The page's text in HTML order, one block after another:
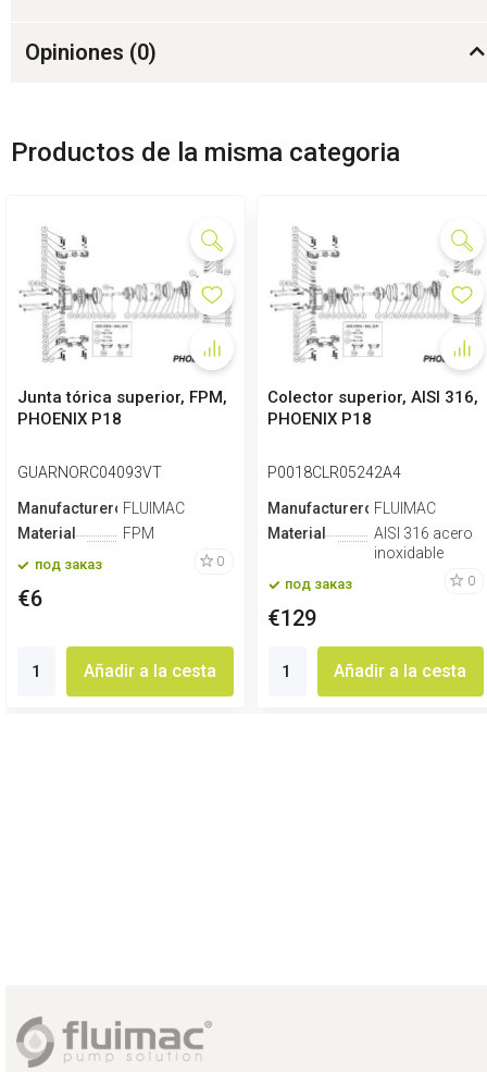
Opiniones (0)
Productos de la misma categoria
Junta tórica superior, FPM,
PHOENIX P18
GUARNORC04093VT
Manufacturero FLUIMAC
Material
FPM
под заказ 0
€6
Añadir a la cesta
Colector superior, AISI 316,
PHOENIX P18
P0018CLR05242A4
Manufacturero FLUIMAC
Material
AISI 316 acero
inoxidable
под заказ 0
€129
Añadir a la cesta